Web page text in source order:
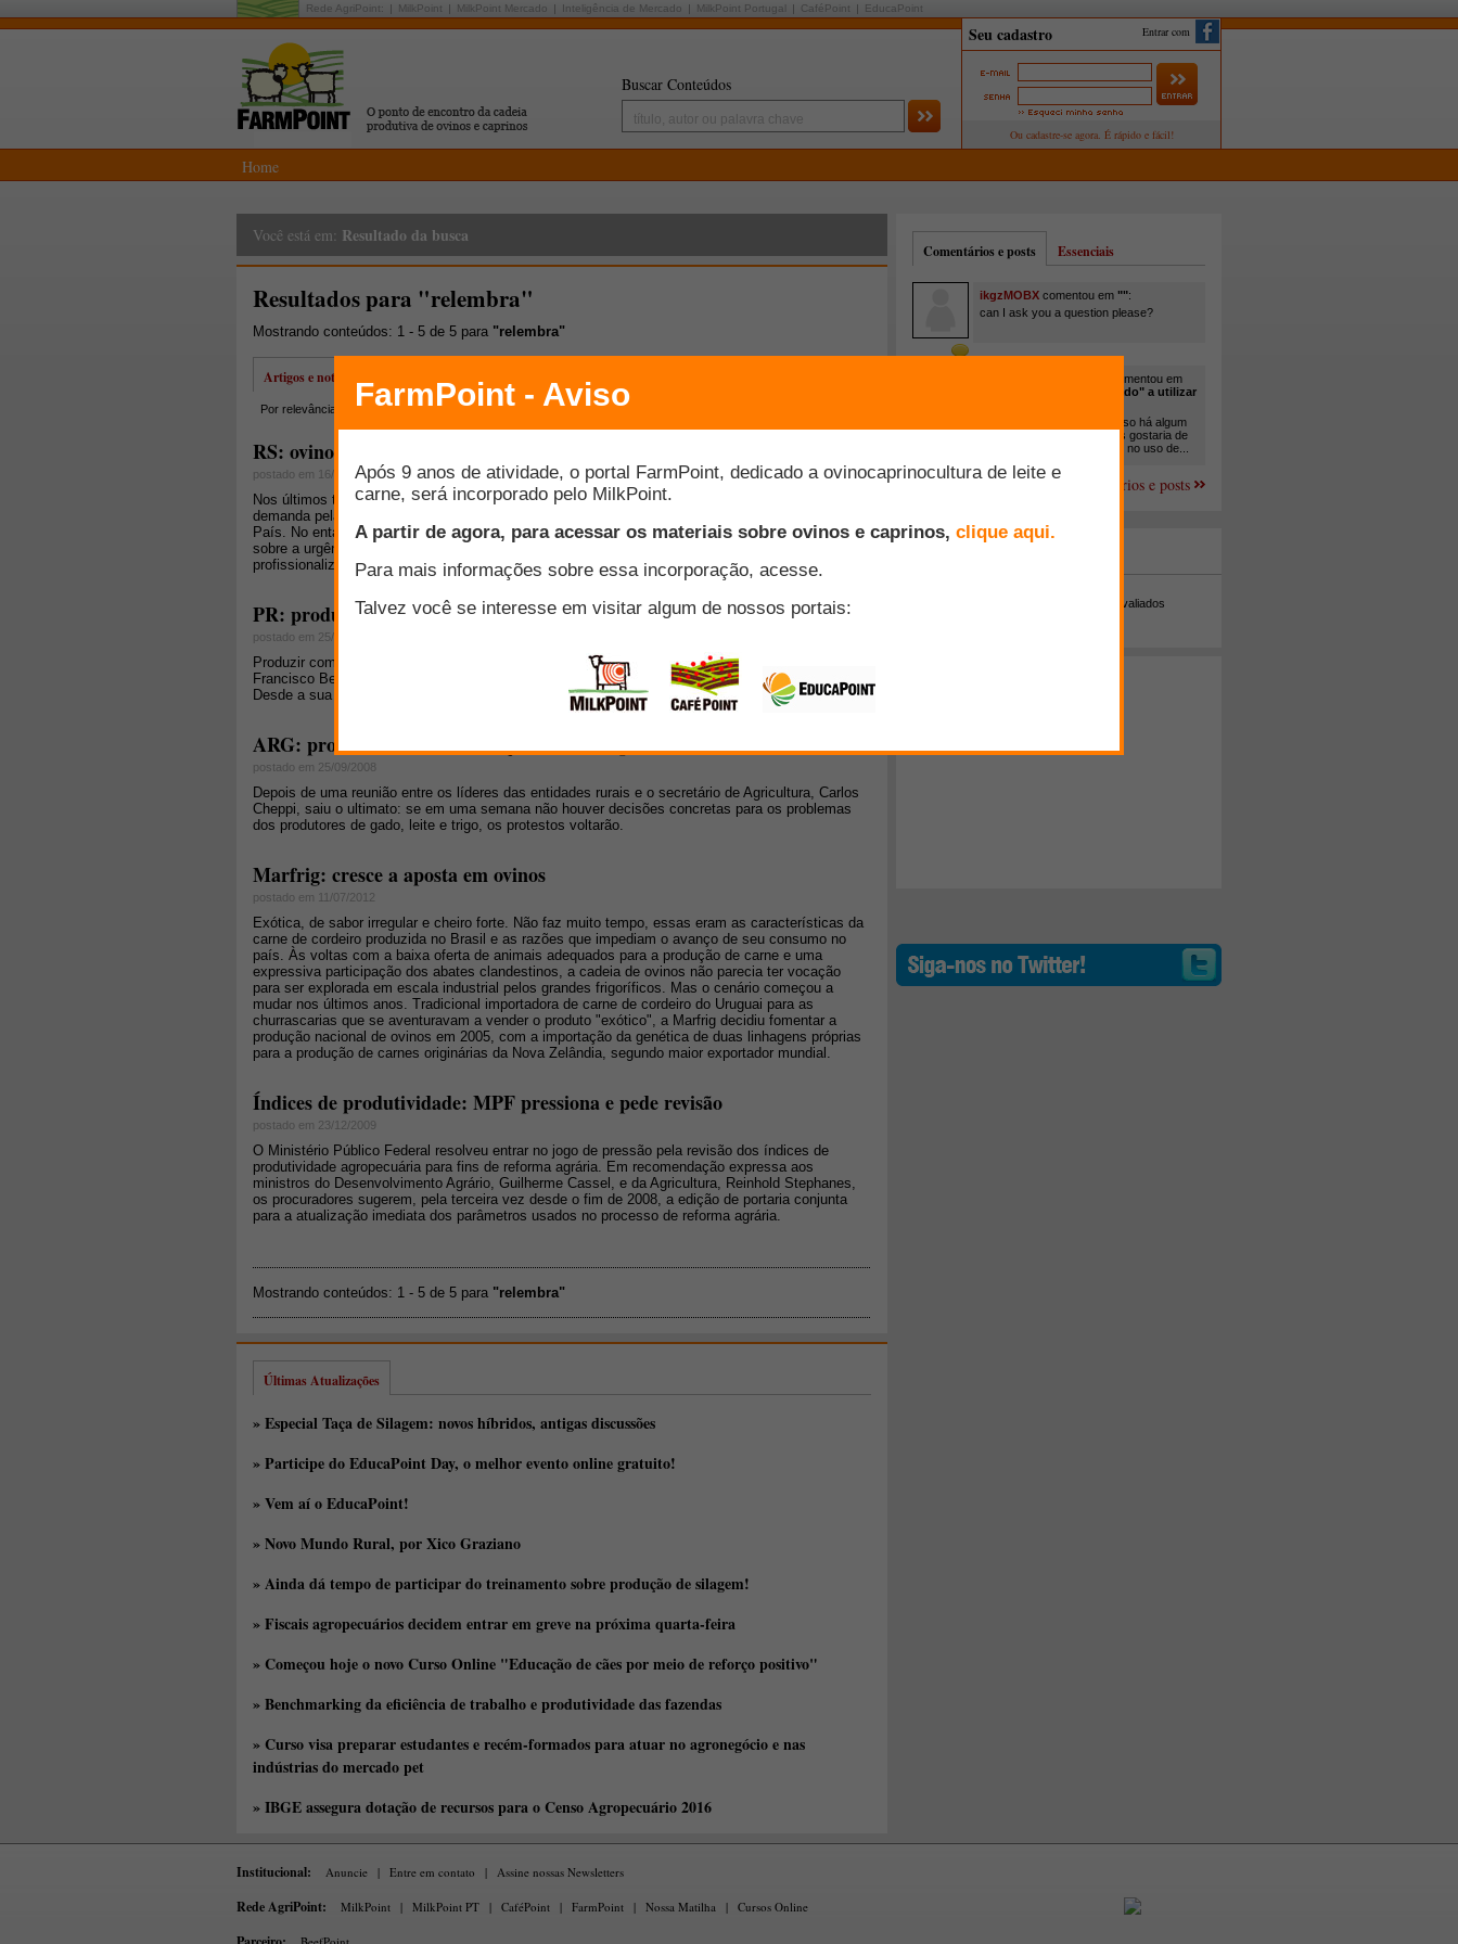
Rede AgriPoint: MilkPoint MilkPoint Mercado Inteligência de Mercado MilkPoint Portugal CaféPoint EducaPoint
Buscar Conteúdos
Entrar com
Home
Você está em: Resultado da busca
Resultados para "relembra"
Mostrando conteúdos: 1 - 5 de 5 para "relembra"
Artigos e notícias
Por relevância Por data Mais lidos Mais comentados Melhor avaliados
RS: ovinocultura peca pela baixa produção
postado em 16/12/2009
Nos últimos tempos, o processo de transição no setor esta acelerado em função do aumento da
demanda pela carne de cordeiro, especialmente pelos consumidores do Centro e Sudeste do
País. No entanto, a oferta ainda é muito baixa, o que tem gerado uma série de questionamentos
sobre a urgência para a reorganização da cadeia produtiva e também de uma maior
profissionalização dos criadores.
PR: produtores incentivam consumo de carne de cabrito
postado em 25/11/2009
Produzir com foco no mercado. Com essa preocupação produtores rurais do município de
Francisco Beltrão, no sudoeste do Paraná, se uniram e traçaram projeto para criação de caprinos.
Desde a sua criação, há seis anos, a ação caminhou com foco no mercado consumidor.
ARG: produtores rurais ameaçam retomar protestos
postado em 25/09/2008
Depois de uma reunião entre os líderes das entidades rurais e o secretário de Agricultura, Carlos
Cheppi, saiu o ultimato: se em uma semana não houver decisões concretas para os problemas
dos produtores de gado, leite e trigo, os protestos voltarão.
Marfrig: cresce a aposta em ovinos
postado em 11/07/2012
Exótica, de sabor irregular e cheiro forte. Não faz muito tempo, essas eram as características da
carne de cordeiro produzida no Brasil e as razões que impediam o avanço de seu consumo no
país. Às voltas com a baixa oferta de animais adequados para a produção de carne e uma
expressiva participação dos abates clandestinos, a cadeia de ovinos não parecia ter vocação
para ser explorada em escala industrial pelos grandes frigoríficos. Mas o cenário começou a
mudar nos últimos anos. Tradicional importadora de carne de cordeiro do Uruguai para as
churrascarias que se aventuravam a vender o produto "exótico", a Marfrig decidiu fomentar a
produção nacional de ovinos em 2005, com a importação da genética de duas linhagens próprias
para a produção de carnes originárias da Nova Zelândia, segundo maior exportador mundial.
Índices de produtividade: MPF pressiona e pede revisão
postado em 23/12/2009
O Ministério Público Federal resolveu entrar no jogo de pressão pela revisão dos índices de
produtividade agropecuária para fins de reforma agrária. Em recomendação expressa aos
ministros do Desenvolvimento Agrário, Guilherme Cassel, e da Agricultura, Reinhold Stephanes,
os procuradores sugerem, pela terceira vez desde o fim de 2008, a edição de portaria conjunta
para a atualização imediata dos parâmetros usados no processo de reforma agrária.
Mostrando conteúdos: 1 - 5 de 5 para "relembra"
Últimas Atualizações
» Especial Taça de Silagem: novos híbridos, antigas discussões
» Participe do EducaPoint Day, o melhor evento online gratuito!
» Vem aí o EducaPoint!
» Novo Mundo Rural, por Xico Graziano
» Ainda dá tempo de participar do treinamento sobre produção de silagem!
» Fiscais agropecuários decidem entrar em greve na próxima quarta-feira
» Começou hoje o novo Curso Online "Educação de cães por meio de reforço positivo"
» Benchmarking da eficiência de trabalho e produtividade das fazendas
» Curso visa preparar estudantes e recém-formados para atuar no agronegócio e nas
indústrias do mercado pet
» IBGE assegura dotação de recursos para o Censo Agropecuário 2016
Comentários e posts Essenciais
ikgzMOBX comentou em "":
can I ask you a question please?
comentou em
"Você está sendo "obrigado" a utilizar
Em minha propriedade, já uso há algum
tempo cana com ureia, mas gostaria de
um melhor aprofundamento no uso de...
Mais comentários e posts
Melhor avaliados
Institucional: Anuncie | Entre em contato | Assine nossas Newsletters
Rede AgriPoint: MilkPoint | MilkPoint PT | CaféPoint | FarmPoint | Nossa Matilha | Cursos Online